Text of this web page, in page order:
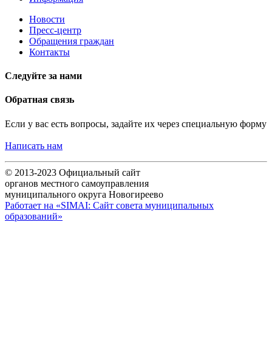
Новости
Пресс-центр
Обращения граждан
Контакты
Следуйте за нами
Обратная связь
Если у вас есть вопросы, задайте их через специальную форму
Написать нам
© 2013-2023 Официальный сайт
органов местного самоуправления
муниципального округа Новогиреево
Работает на «SIMAI: Сайт совета муниципальных
образований»